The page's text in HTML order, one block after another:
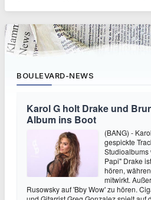
BOULEVARD-NEWS
Karol G holt Drake und
Album ins Boot
(BANG) -
gespickte
Studioalbums
Papi" Drake
hören,
mitwirkt.
Rusowsky auf 'Bby Wow' zu hören.